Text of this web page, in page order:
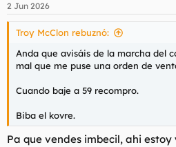
e
s
2 Jun 2026
Troy McClon rebuznó:
Anda que avisáis de la marcha del
mal que me puse una orden de
Cuando baje a 59 recompro.
Biba el kovre.
Pa que vendes imbecil, ahi